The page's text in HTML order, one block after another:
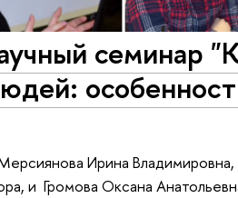
семинар
Ирина
и Громова Оксана